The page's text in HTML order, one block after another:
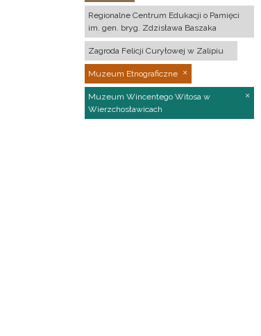
Regionalne Centrum Edukacji o Pamięci
im. gen. bryg. Zdzisława Baszaka
Zagroda Felicji Curyłowej w Zalipiu
Muzeum Etnograficzne
Muzeum Wincentego Witosa w
Wierzchosławicach